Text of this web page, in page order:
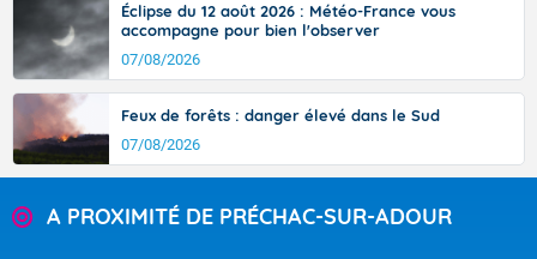
Éclipse du 12 août 2026 : Météo-France vous
accompagne pour bien l'observer
07/08/2026
Feux de forêts : danger élevé dans le Sud
07/08/2026
A PROXIMITÉ DE PRÉCHAC-SUR-ADOUR